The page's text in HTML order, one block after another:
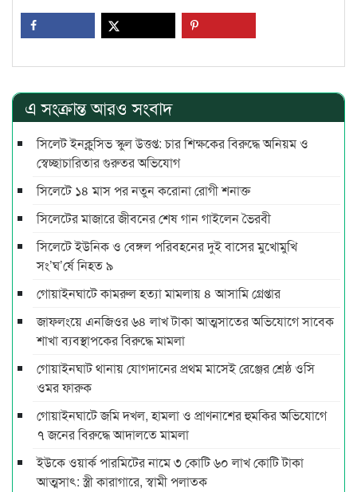
এ সংক্রান্ত আরও সংবাদ
সিলেট ইনক্লুসিভ স্কুল উত্তপ্ত: চার শিক্ষকের বিরুদ্ধে অনিয়ম ও
স্বেচ্ছাচারিতার গুরুতর অভিযোগ
সিলেটে ১৪ মাস পর নতুন করোনা রোগী শনাক্ত
সিলেটের মাজারে জীবনের শেষ গান গাইলেন ভৈরবী
সিলেটে ইউনিক ও বেঙ্গল পরিবহনের দুই বাসের মুখোমুখি
সং’ঘ’র্ষে নিহত ৯
গোয়াইনঘাটে কামরুল হত্যা মামলায় ৪ আসামি গ্রেপ্তার
জাফলংয়ে এনজিওর ৬৪ লাখ টাকা আত্মসাতের অভিযোগে সাবেক
শাখা ব্যবস্থাপকের বিরুদ্ধে মামলা
গোয়াইনঘাট থানায় যোগদানের প্রথম মাসেই রেঞ্জের শ্রেষ্ঠ ওসি
ওমর ফারুক
গোয়াইনঘাটে জমি দখল, হামলা ও প্রাণনাশের হুমকির অভিযোগে
৭ জনের বিরুদ্ধে আদালতে মামলা
ইউকে ওয়ার্ক পারমিটের নামে ৩ কোটি ৬০ লাখ কোটি টাকা
আত্মসাৎ: স্ত্রী কারাগারে, স্বামী পলাতক